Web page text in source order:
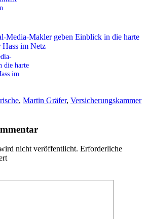
die harte
im
, Martin Gräfer, Versicherungskammer
nicht veröffentlicht. Erforderliche